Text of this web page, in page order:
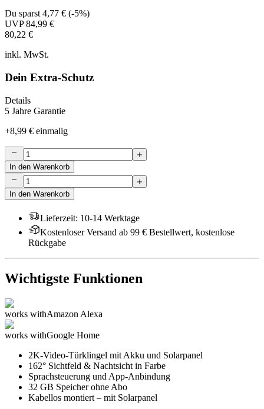
Du sparst4,77 € (-5%)
UVP84,99 €
80,22 €
inkl. MwSt.
Dein Extra-Schutz
Details
5 Jahre Garantie
+8,99 € einmalig
In den Warenkorb
In den Warenkorb
Lieferzeit: 10-14 Werktage
Kostenloser Versand ab 99 € Bestellwert, kostenlose
Rückgabe
Wichtigste Funktionen
works withAmazon Alexa
works withGoogle Home
2K-Video-Türklingel mit Akku und Solarpanel
162° Sichtfeld & Nachtsicht in Farbe
Sprachsteuerung und App-Anbindung
32 GB Speicher ohne Abo
Kabellos montiert – mit Solarpanel